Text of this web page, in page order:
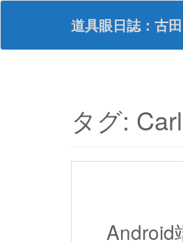
S
p
道具眼日誌：古
タグ:
Android